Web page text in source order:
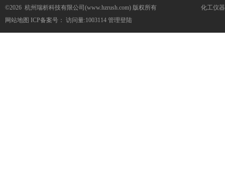
©2026 杭州瑞析科技有限公司(www.hzrush.com) 版权所有
网站地图 ICP备案号： 访问量:1003114 管理登陆
化工仪